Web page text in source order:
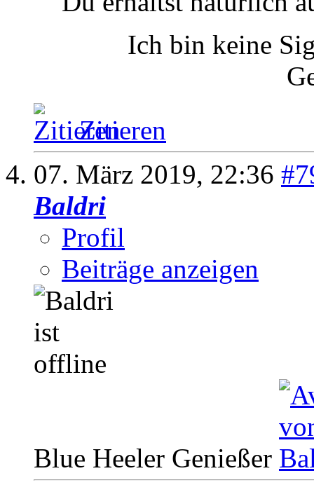
Ich bin keine
Zitieren
07. März 2019, 22:36
Baldri
Profil
Beiträge anzeigen
Blue Heeler Genießer